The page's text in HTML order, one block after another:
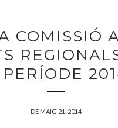
COMISSIÓ
DE MAIG 21, 2014